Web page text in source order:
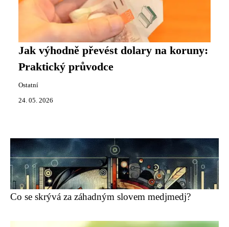
Jak výhodně převést dolary na koruny:
Praktický průvodce
Ostatní
24. 05. 2026
Co se skrývá za záhadným slovem medjmedj?